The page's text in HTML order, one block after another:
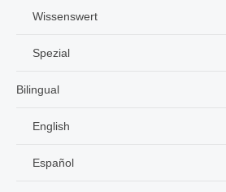
Wissenswert
Spezial
Bilingual
English
Español